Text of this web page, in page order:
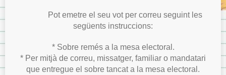
Pot emetre el seu vot per correu seguint les
següents instruccions:
* Sobre remés a la mesa electoral.
* Per mitjà de correu, missatger, familiar o mandatari
que entregue el sobre tancat a la mesa electoral.